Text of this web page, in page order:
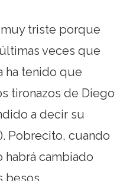
triste porque
veces que
ha tenido que
tironazos de Diego
a decir su
Pobrecito, cuando
habrá cambiado